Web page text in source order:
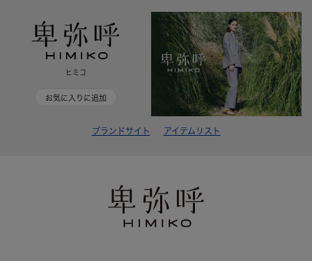
ヒミコ
お気に入りに追加
ブランドサイト アイテムリスト